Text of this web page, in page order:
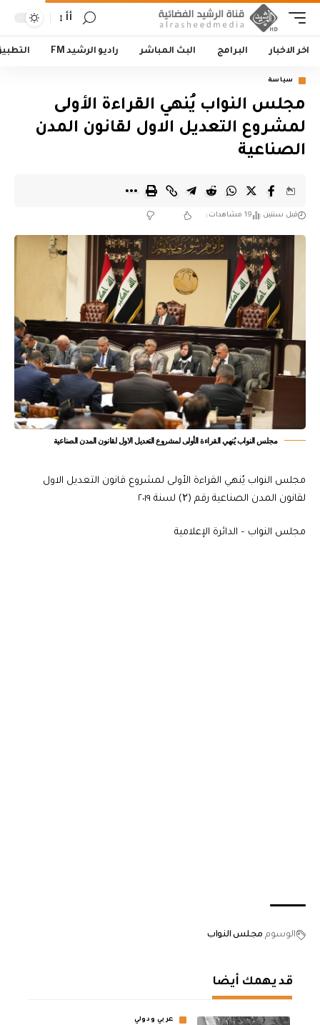
أأ
اخر الاخبار البرامج البث المباشر راديو الرشيد FM
سياسة
مجلس النواب يُنهي القراءة الأولى
لمشروع التعديل الاول لقانون المدن
الصناعية
قبل سنتين 19 مشاهدات
مجلس النواب يُنهي القراءة الأولى لمشروع التعديل الاول لقانون المدن الصناعية
مجلس النواب يُنهي القراءة الأولى لمشروع قانون التعديل الاول
لقانون المدن الصناعية رقم (۲) لسنة ٢٠١٩
مجلس النواب – الدائرة الإعلامية
الوسوم مجلس النواب
قد يهمك أيضا
عربي ودولي